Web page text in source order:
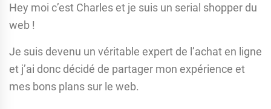
Hey moi c’est Charles et je suis un serial shopper du
web !
Je suis devenu un véritable expert de l’achat en ligne
et j’ai donc décidé de partager mon expérience et
mes bons plans sur le web.